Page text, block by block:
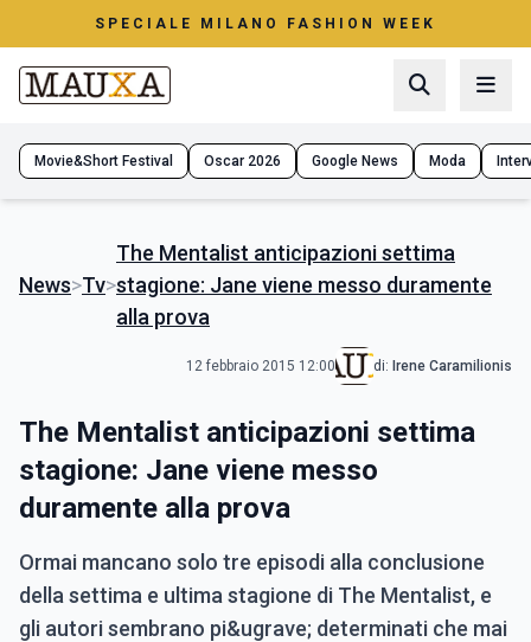
SPECIALE MILANO FASHION WEEK
Movie&Short Festival Oscar 2026 Google News Moda
News>Tv>
The Mentalist anticipazioni settima
stagione: Jane viene messo duramente
alla prova
12 febbraio 2015 12:00 di: Irene Caramilionis
The Mentalist anticipazioni settima
stagione: Jane viene messo
duramente alla prova
Ormai mancano solo tre episodi alla conclusione
della settima e ultima stagione di The Mentalist, e
gli autori sembrano pi&ugrave; determinati che mai